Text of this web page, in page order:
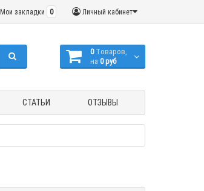
Личный кабинет
Мои закладки 0
0 Tоваров,
на 0 руб
СТАТЬИ ОТЗЫВЫ